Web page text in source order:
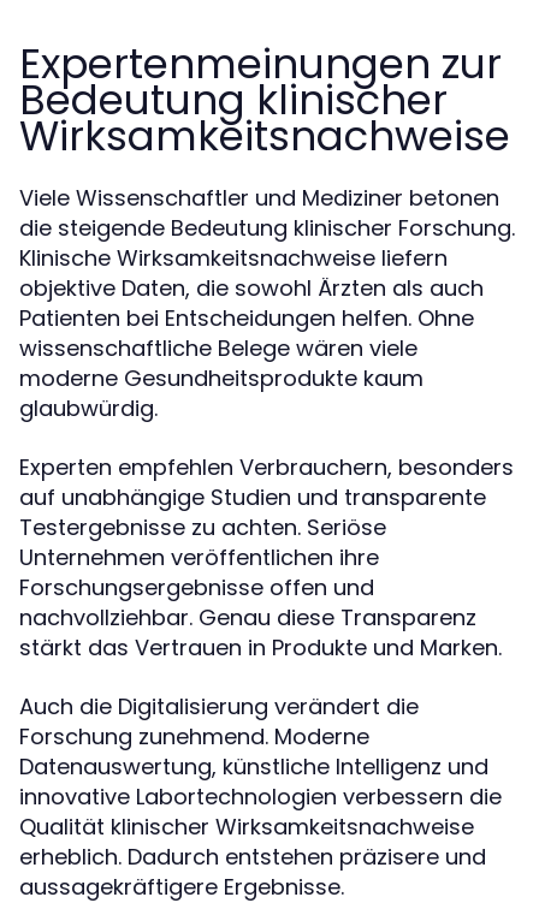
Expertenmeinungen zur
Bedeutung klinischer
Wirksamkeitsnachweise
Viele Wissenschaftler und Mediziner betonen
die steigende Bedeutung klinischer Forschung.
Klinische Wirksamkeitsnachweise liefern
objektive Daten, die sowohl Ärzten als auch
Patienten bei Entscheidungen helfen. Ohne
wissenschaftliche Belege wären viele
moderne Gesundheitsprodukte kaum
glaubwürdig.
Experten empfehlen Verbrauchern, besonders
auf unabhängige Studien und transparente
Testergebnisse zu achten. Seriöse
Unternehmen veröffentlichen ihre
Forschungsergebnisse offen und
nachvollziehbar. Genau diese Transparenz
stärkt das Vertrauen in Produkte und Marken.
Auch die Digitalisierung verändert die
Forschung zunehmend. Moderne
Datenauswertung, künstliche Intelligenz und
innovative Labortechnologien verbessern die
Qualität klinischer Wirksamkeitsnachweise
erheblich. Dadurch entstehen präzisere und
aussagekräftigere Ergebnisse.